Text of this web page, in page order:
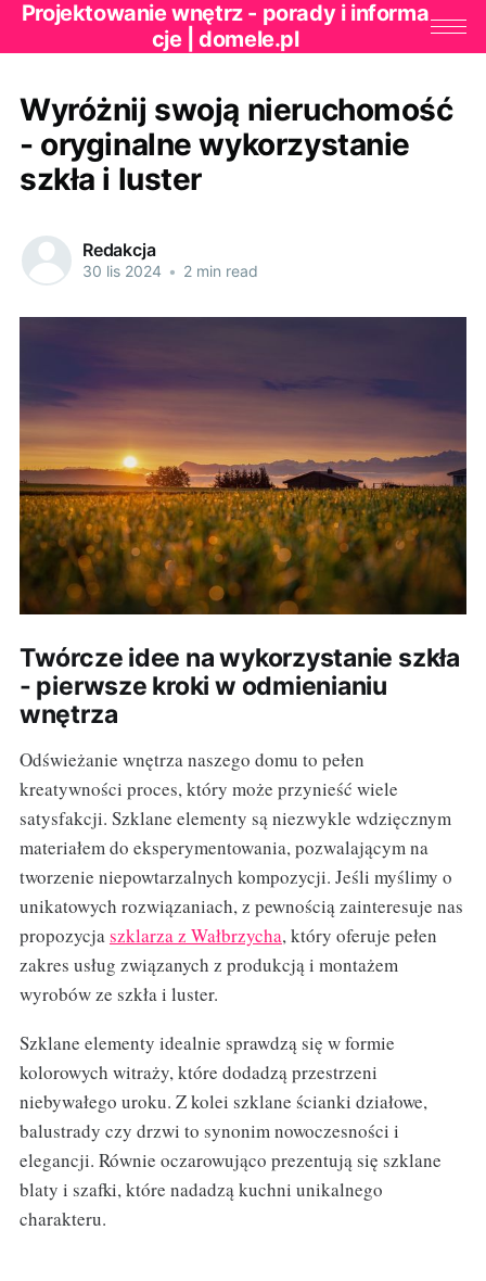
Projektowanie wnętrz - porady i informa
cje | domele.pl
Wyróżnij swoją nieruchomość
- oryginalne wykorzystanie
szkła i luster
Redakcja
30 lis 2024 • 2 min read
Twórcze idee na wykorzystanie szkła
- pierwsze kroki w odmienianiu
wnętrza
Odświeżanie wnętrza naszego domu to pełen
kreatywności proces, który może przynieść wiele
satysfakcji. Szklane elementy są niezwykle wdzięcznym
materiałem do eksperymentowania, pozwalającym na
tworzenie niepowtarzalnych kompozycji. Jeśli myślimy o
unikatowych rozwiązaniach, z pewnością zainteresuje nas
propozycjaszklarza z Wałbrzycha, który oferuje pełen
zakres usług związanych z produkcją i montażem
wyrobów ze szkła i luster.
Szklane elementy idealnie sprawdzą się w formie
kolorowych witraży, które dodadzą przestrzeni
niebywałego uroku. Z kolei szklane ścianki działowe,
balustrady czy drzwi to synonim nowoczesności i
elegancji. Równie oczarowująco prezentują się szklane
blaty i szafki, które nadadzą kuchni unikalnego
charakteru.